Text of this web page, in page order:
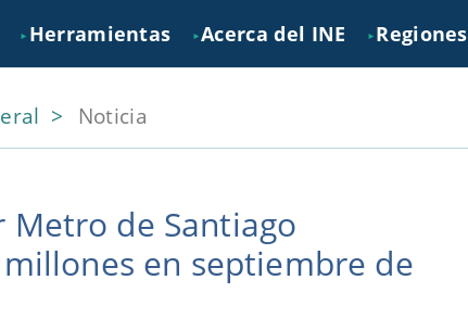
► Herramientas ►Acerca del INE ► Regiones
Noticia
Metro de Santiago
en septiembre de